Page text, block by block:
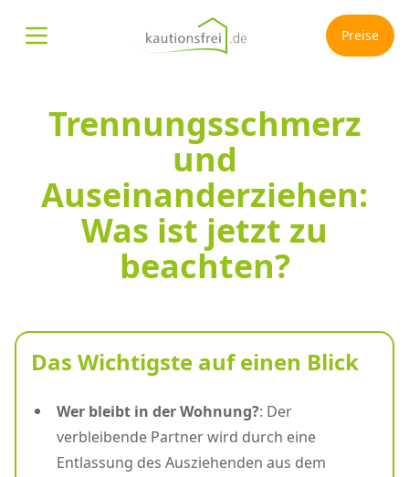
Menü öffnen Preise
Trennungsschmerz
und
Auseinanderziehen:
Was ist jetzt zu
beachten?
Das Wichtigste auf einen Blick
Wer bleibt in der Wohnung?: Der
verbleibende Partner wird durch eine
Entlassung des Ausziehenden aus dem